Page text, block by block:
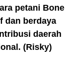
petani Bone
dan berdaya
daerah
(Risky)